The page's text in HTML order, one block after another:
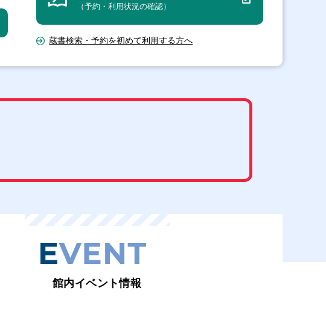
（予約・利用状況の確認）
蔵書検索・予約を初めて利用する方へ
館内イベント情報